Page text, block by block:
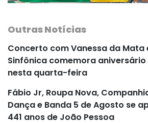
Outras Notícias
Concerto com Vanessa da Mata
Sinfônica comemora aniversário
nesta quarta-feira
Fábio Jr, Roupa Nova,
Dança e Banda 5 de Agosto se
441 anos de João Pessoa